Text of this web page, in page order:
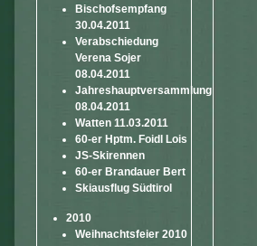
Bischofsempfang
30.04.2011
Verabschiedung
Verena Sojer
08.04.2011
Jahreshauptversammlung
08.04.2011
Watten 11.03.2011
60-er Hptm. Foidl Lois
JS-Skirennen
60-er Brandauer Bert
Skiausflug Südtirol
2010
Weihnachtsfeier 2010